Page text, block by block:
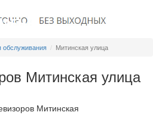
обслуживания Митинская улица
Митинская улица